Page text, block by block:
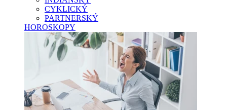
CYKLICKÝ
PARTNERSKÝ
HOROSKOPY